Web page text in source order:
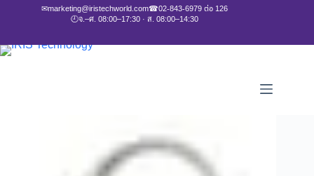
✉marketing@iristechworld.com☎02-843-6979 ต่อ 126
🕘จ.–ศ. 08:00–17:30 · ส. 08:00–14:30